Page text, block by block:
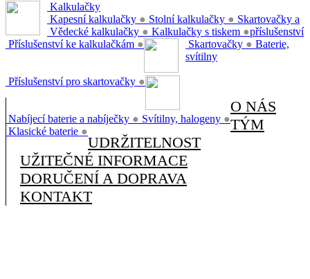
Kalkulačky
Kapesní kalkulačky ● Stolní kalkulačky ●
Vědecké kalkulačky ● Kalkulačky s tiskem ●
Příslušenství ke kalkulačkám ●
Skartovačky a
příslušenství
Skartovačky ●
Příslušenství pro skartovačky ●
Baterie,
svítilny
Nabíjecí baterie a nabíječky ● Svítilny, halogeny ●
Klasické baterie ●
O NÁS
TÝM
UDRŽITELNOST
UŽITEČNÉ INFORMACE
DORUČENÍ A DOPRAVA
KONTAKT